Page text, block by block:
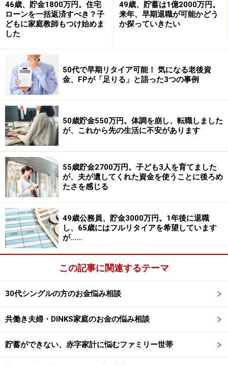
が、田舎なので就職先がなく、仕方なく一人暮らしをし
ている状況です。もっと家賃が安い所に引っ越したいの
す。借金は親には頼らず、自分で頑張って返そうと思っ
ています」
■FP深野康彦からの3つのアドバイス
アドバイス1 転職には前向きになるべき
アドバイス2 退職後の活動なら生活費4カ月分
アドバイス3 医療保障は確保しておきたい
アドバイスの詳細はこちら＞＞
※記事内容は執筆時点のものです。最新の内容をご確認くださ
い。
本記事の内容は一般的な情報提供を目的としており、特定の金融
商品や投資行動を推奨するものではありません。
投資や資産運用に関する最終的なご判断はご自身の責任において
行ってください。
掲載情報の正確性・完全性については十分に配慮しております
が、その内容を保証するものではなく、これに基づく損失・損害
などについて当社は一切の責任を負いません。
最新の情報や詳細については、必ず各金融機関やサービス提供者
の公式情報をご確認ください。
1/2 次のページへ
46歳、貯金1800万円。住宅
ローンを一括返済すべき？子
どもに家庭教師もつけ始めま
した
49歳、貯蓄は1億2000万円。
来年、早期退職が可能かどう
か探っていきたい
50代で早期リタイア可能！ 気になる老後資
金、FPが「足りる」と語った3つの事例
50歳貯金550万円。体調を崩し、転職しました
が、これから先の生活に不安があります
55歳貯金2700万円。子ども3人を育てました
が、夫が遺してくれた資金を使うことに後ろめ
たさを感じる
49歳公務員、貯金3000万円。1年後に退職
し、65歳にはフルリタイアを希望しています
が……
この記事に関連するテーマ
30代シングルの方のお金悩み相談
共働き夫婦・DINKS家庭のお金の悩み相談
貯蓄ができない、赤字家計に悩むファミリー世帯